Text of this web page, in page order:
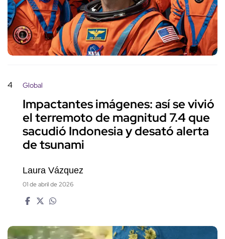
4 Global
Impactantes imágenes: así se vivió
el terremoto de magnitud 7.4 que
sacudió Indonesia y desató alerta
de tsunami
Laura Vázquez
01 de abril de 2026